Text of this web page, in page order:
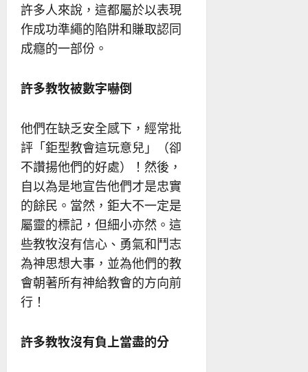
許多人來說，這都屬於以表現
作成功準繩的陷阱和賺取認同
成癮的一部份。
許多教牧被數字嚇倒
他們在缺乏安全感下，經常批
評「鉅型教會這玩意兒」（卻
不讚揚他們的好處）！然後，
自以為是地宣告他們才是忠實
的餘民。當然，鉅大不一定是
屬靈的標記，但細小亦然。這
些教牧沒有信心、勇氣和鬥志
為神思想大事，並為他們的教
會朝著所有神給教會的方向前
行！
許多教牧沒有負上當盡的分